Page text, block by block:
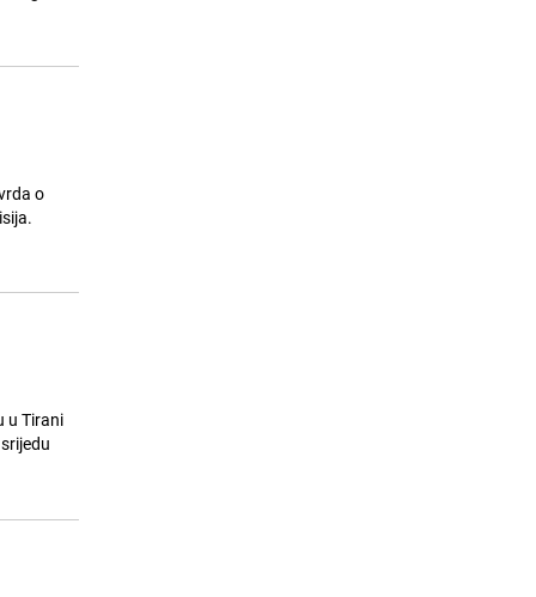
o
u Tirani